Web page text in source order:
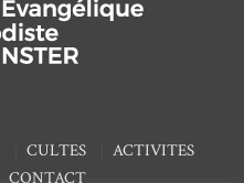
CULTES
ACTIVITES
CONTACT